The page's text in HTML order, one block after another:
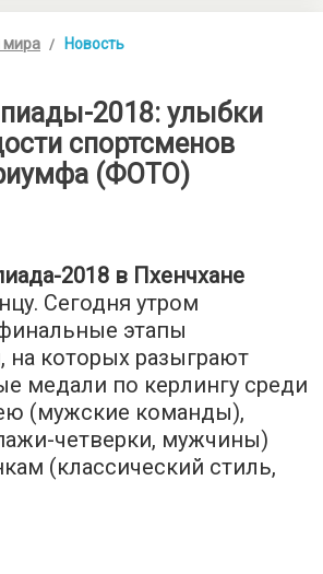
мира Новость
2018: улыбки
спортсменов
(ФОТО)
2018 в Пхенчхане
Сегодня утром
этапы
на которых разыграют
медали по керлингу среди
(мужские команды),
четверки, мужчины)
(классический стиль,